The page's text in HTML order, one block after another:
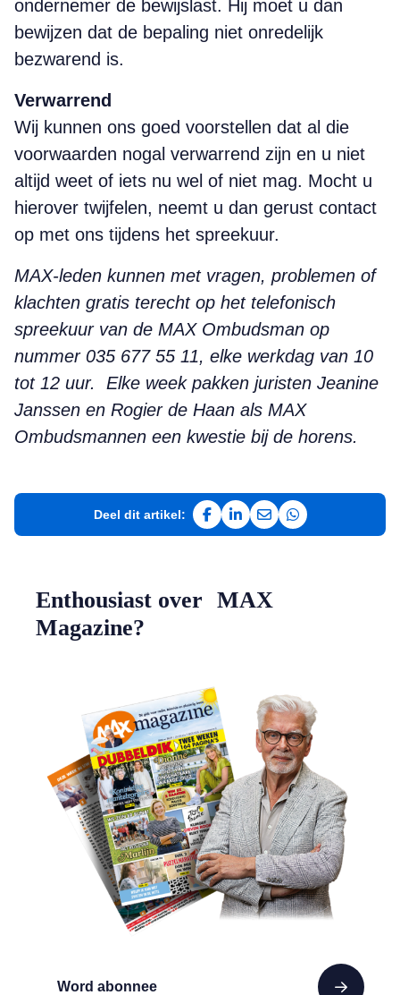
ondernemer de bewijslast. Hij moet u dan
bewijzen dat de bepaling niet onredelijk
bezwarend is.
Verwarrend
Wij kunnen ons goed voorstellen dat al die
voorwaarden nogal verwarrend zijn en u niet
altijd weet of iets nu wel of niet mag. Mocht u
hierover twijfelen, neemt u dan gerust contact
op met ons tijdens het spreekuur.
MAX-leden kunnen met vragen, problemen of
klachten gratis terecht op het telefonisch
spreekuur van de MAX Ombudsman op
nummer 035 677 55 11, elke werkdag van 10
tot 12 uur. Elke week pakken juristen Jeanine
Janssen en Rogier de Haan als MAX
Ombudsmannen een kwestie bij de horens.
Deel dit artikel:
Deel op Facebook
Deel op LinkedIn
Deel via e-mail
Deel via
Word abonnee
Enthousiast over MAX
Magazine?